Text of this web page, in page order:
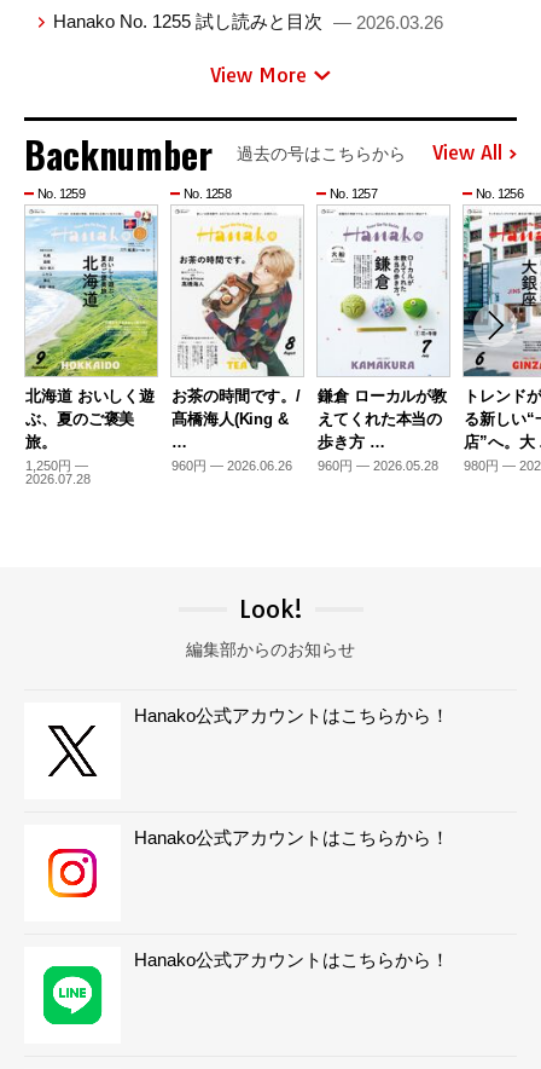
Hanako No. 1255 試し読みと目次 — 2026.03.26
View More
Backnumber 過去の号はこちらから View All
No. 1259
北海道 おいしく遊
ぶ、夏のご褒美
旅。
1,250円 —
2026.07.28
No. 1258
お茶の時間です。/
髙橋海人(King &
…
960円 — 2026.06.26
No. 1257
鎌倉 ローカルが教
えてくれた本当の
歩き方 …
960円 — 2026.05.28
No. 1256
トレンド
る新しい“
店”へ。
980円 —
Look!
編集部からのお知らせ
Hanako公式アカウントはこちらから！
Hanako公式アカウントはこちらから！
Hanako公式アカウントはこちらから！